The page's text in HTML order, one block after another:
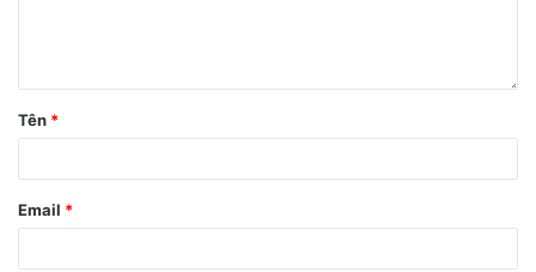
Bước 2
dung tin nhắn nhé!
Tên *
Email *